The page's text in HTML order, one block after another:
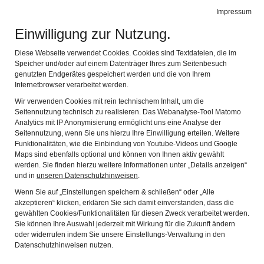
Impressum
Einwilligung zur Nutzung.
Diese Webseite verwendet Cookies. Cookies sind Textdateien, die im
Speicher und/oder auf einem Datenträger Ihres zum Seitenbesuch
genutzten Endgerätes gespeichert werden und die von Ihrem
Internetbrowser verarbeitet werden.
Wir verwenden Cookies mit rein technischem Inhalt, um die
Seitennutzung technisch zu realisieren. Das Webanalyse-Tool Matomo
Analytics mit IP Anonymisierung ermöglicht uns eine Analyse der
Seitennutzung, wenn Sie uns hierzu Ihre Einwilligung erteilen. Weitere
Funktionalitäten, wie die Einbindung von Youtube-Videos und Google
Maps sind ebenfalls optional und können von Ihnen aktiv gewählt
werden. Sie finden hierzu weitere Informationen unter „Details anzeigen“
und in unseren Datenschutzhinweisen.
Wenn Sie auf „Einstellungen speichern & schließen“ oder „Alle
akzeptieren“ klicken, erklären Sie sich damit einverstanden, dass die
gewählten Cookies/Funktionalitäten für diesen Zweck verarbeitet werden.
Sie können Ihre Auswahl jederzeit mit Wirkung für die Zukunft ändern
oder widerrufen indem Sie unsere Einstellungs-Verwaltung in den
Datenschutzhinweisen nutzen.
Barock Baustelle
Barocke Kunst und Harfenklänge –Ein zauberhafter
Sommerabend im Museum